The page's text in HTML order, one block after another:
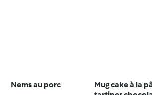
Nems au porc
Mug cake à la